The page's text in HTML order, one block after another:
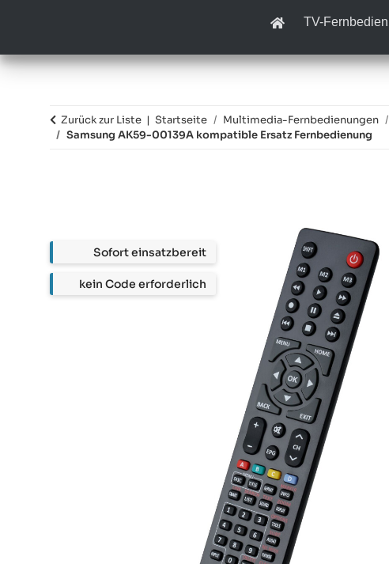
TV-
Zurück zur Liste Startseite Multimedia-Fernbedienungen
Samsung AK59-00139A kompatible Ersatz Fernbedienung